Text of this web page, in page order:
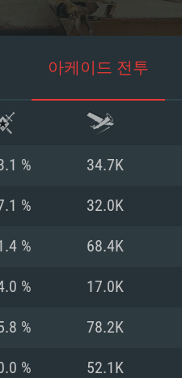
아케이드 전투
% 34.7K
% 32.0K
% 68.4K
% 17.0K
% 78.2K
% 52.1K